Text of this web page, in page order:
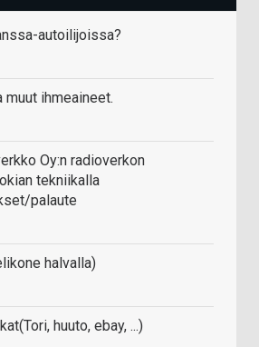
autoilijoissa?
muut ihmeaineet.
Oy:n radioverkon
tekniikalla
palaute
halvalla)
huuto, ebay, ...)